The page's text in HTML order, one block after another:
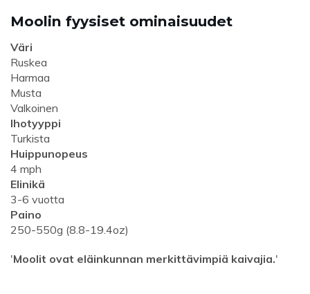
Moolin fyysiset ominaisuudet
Väri
Ruskea
Harmaa
Musta
Valkoinen
Ihotyyppi
Turkista
Huippunopeus
4 mph
Elinikä
3-6 vuotta
Paino
250-550g (8.8-19.4oz)
'Moolit ovat eläinkunnan merkittävimpiä kaivajia.'